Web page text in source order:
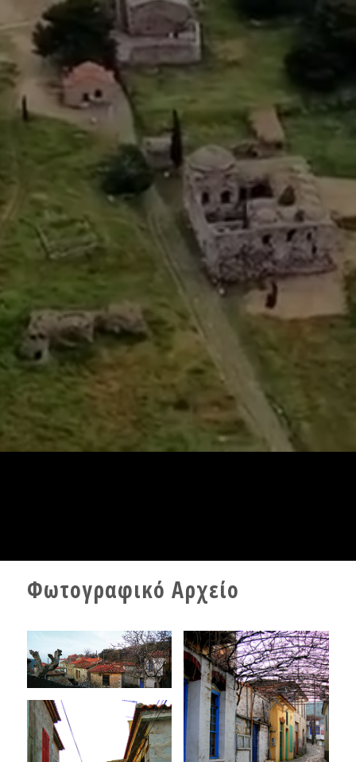
Φωτογραφικό Αρχείο